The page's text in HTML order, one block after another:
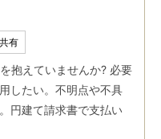
有
抱えていませんか? 必要
したい。不明点や不具
円建て請求書で支払い